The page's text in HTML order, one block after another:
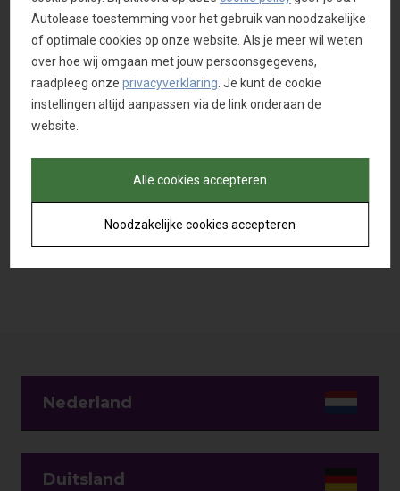
Lintsesteenweg te Duffel
werd overgenomen en
vanaf het begin werd er
samengewerkt met Opel.
Nederland
Duitsland
Autolease toestemming voor het gebruik van noodzakelijke
of optimale cookies op onze website. Als je meer wil weten
over hoe wij omgaan met jouw persoonsgegevens,
raadpleeg onzeprivacyverklaring . Je kunt de cookie
instellingen altijd aanpassen via de link onderaan de
website.
Alle cookies accepteren
Noodzakelijke cookies accepteren